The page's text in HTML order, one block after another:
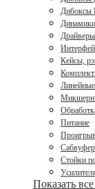
Дибоксы
Динамики
Драйверы
Кейсы,
Питание
Стойки
Показать